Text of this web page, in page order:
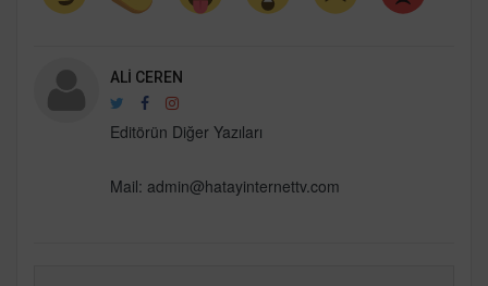
ALI CEREN
Editörün Diğer Yazıları
Mail: admin@hatayinternettv.com